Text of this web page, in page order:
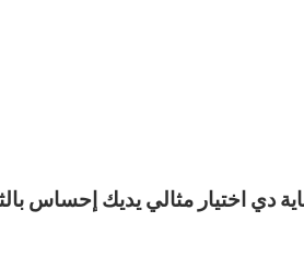
دي اختيار مثالي يديك إحساس